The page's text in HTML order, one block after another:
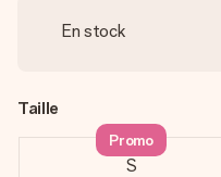
En stock
Taille
S
Promo